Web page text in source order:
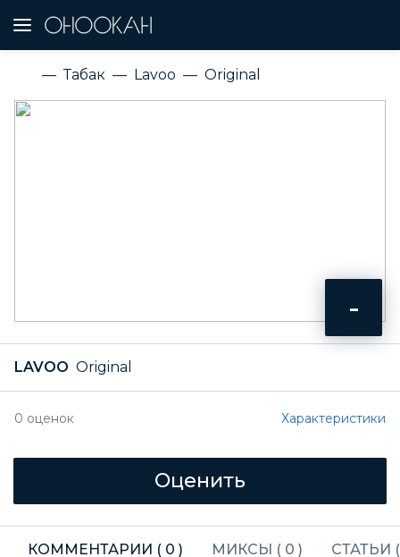
Табак Lavoo Original
-
LAVOO Original
0 оценок Характеристики
КОММЕНТАРИИ ( 0 ) МИКСЫ ( 0 ) СТАТЬИ